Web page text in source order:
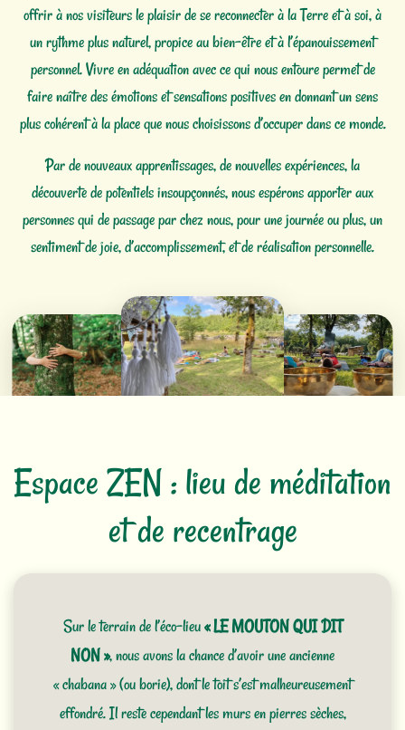
offrir à nos visiteurs le plaisir de se reconnecter à la Terre et à soi, à
un rythme plus naturel, propice au bien-être et à l’épanouissement
personnel. Vivre en adéquation avec ce qui nous entoure permet de
faire naître des émotions et sensations positives en donnant un sens
plus cohérent à la place que nous choisissons d’occuper dans ce monde.
Par de nouveaux apprentissages, de nouvelles expériences, la
découverte de potentiels insoupçonnés, nous espérons apporter aux
personnes qui de passage par chez nous, pour une journée ou plus, un
sentiment de joie, d’accomplissement, et de réalisation personnelle.
Espace ZEN : lieu de méditation
et de recentrage
Sur le terrain de l’éco-lieu« LE MOUTON QUI DIT
NON », nous avons la chance d’avoir une ancienne
« chabana » (ou borie), dont le toit s’est malheureusement
effondré. Il reste cependant les murs en pierres sèches,